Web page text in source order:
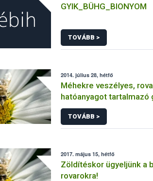
GYIK_BÜHG_BIONYOM
TOVÁBB >
2014. július 28, hétfő
Méhekre veszélyes,
hatóanyagot tartalmazó
növényvédő szert vont ki
forgalomból a NÉBIH
TOVÁBB >
2017. május 15, hétfő
Zöldítéskor ügyeljünk a
rovarokra!